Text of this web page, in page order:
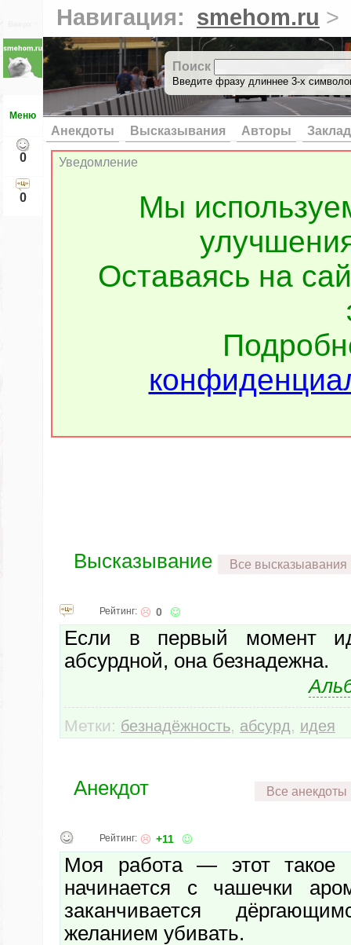
Меню
0
0
Навигация: smehom.ru >
Поиск
Введите фразу длиннее 3-х
Анекдоты Высказывания Авторы
Уведомление
Мы
Оставаясь на
Высказывание Все высказыавания
Рейтинг: 0
Если в первый момент
абсурдной, она безнадежна.
Метки: безнадёжность, абсурд, идея
Анекдот Все анекдоты
Рейтинг: +11
Моя работа — этот такое
начинается с чашечки
заканчивается
желанием убивать.